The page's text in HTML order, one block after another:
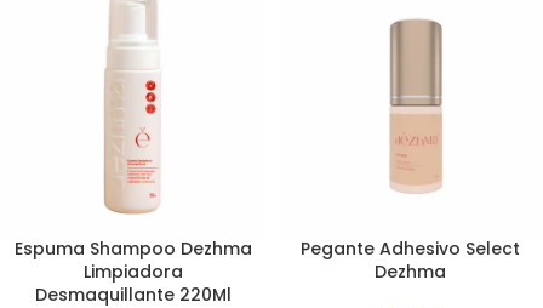
Espuma Shampoo Dezhma
Limpiadora
Desmaquillante 220Ml
Pegante Adhesivo Select
Dezhma